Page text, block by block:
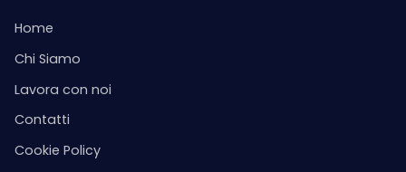
Home
Chi Siamo
Lavora con noi
Contatti
Cookie Policy